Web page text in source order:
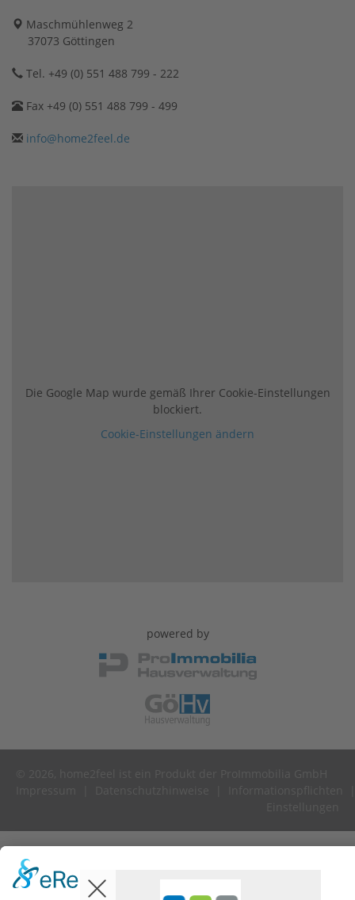
Maschmühlenweg 2
37073 Göttingen
Tel. +49 (0) 551 488 799 - 222
Fax +49 (0) 551 488 799 - 499
info@home2feel.de
Die Google Map wurde gemäß Ihrer Cookie-Einstellungen
blockiert.
Cookie-Einstellungen ändern
powered by